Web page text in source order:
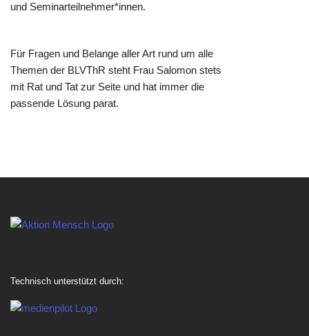
und Seminarteilnehmer*innen.
Für Fragen und Belange aller Art rund um alle
Themen der BLVThR steht Frau Salomon stets
mit Rat und Tat zur Seite und hat immer die
passende Lösung parat.
Technisch unterstützt durch: